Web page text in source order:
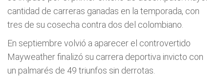
cantidad de carreras ganadas en la temporada, con
tres de su cosecha contra dos del colombiano.
En septiembre volvió a aparecer el controvertido
Mayweather finalizó su carrera deportiva invicto con
un palmarés de 49 triunfos sin derrotas.